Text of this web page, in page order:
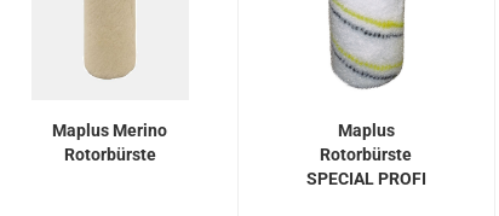
Maplus Merino
Rotorbürste
Maplus
Rotorbürste
SPECIAL PROFI